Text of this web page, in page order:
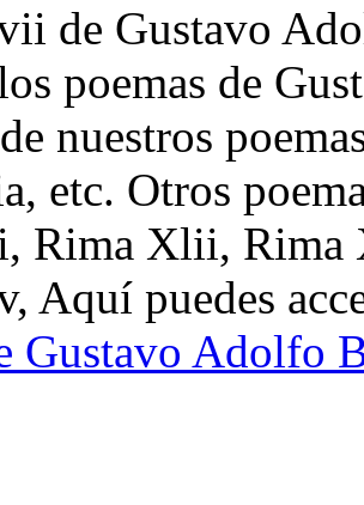
de Gustavo
poemas de
nuestros
etc. Otros
Rima Xlii,
Aquí puedes
Gustavo Adolfo